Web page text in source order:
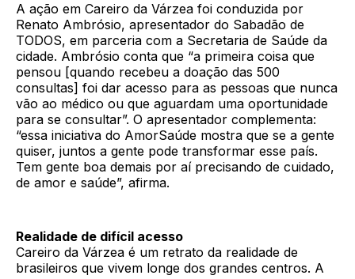
A ação em Careiro da Várzea foi conduzida por
Renato Ambrósio, apresentador do Sabadão de
TODOS, em parceria com a Secretaria de Saúde da
cidade. Ambrósio conta que “a primeira coisa que
pensou [quando recebeu a doação das 500
consultas] foi dar acesso para as pessoas que nunca
vão ao médico ou que aguardam uma oportunidade
para se consultar”. O apresentador complementa:
“essa iniciativa do AmorSaúde mostra que se a gente
quiser, juntos a gente pode transformar esse país.
Tem gente boa demais por aí precisando de cuidado,
de amor e saúde”, afirma.
Realidade de difícil acesso
Careiro da Várzea é um retrato da realidade de
brasileiros que vivem longe dos grandes centros. A